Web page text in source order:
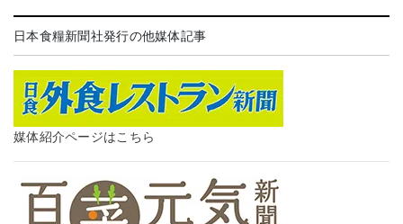
日本食糧新聞社発行の他媒体記事
媒体紹介ページはこちら